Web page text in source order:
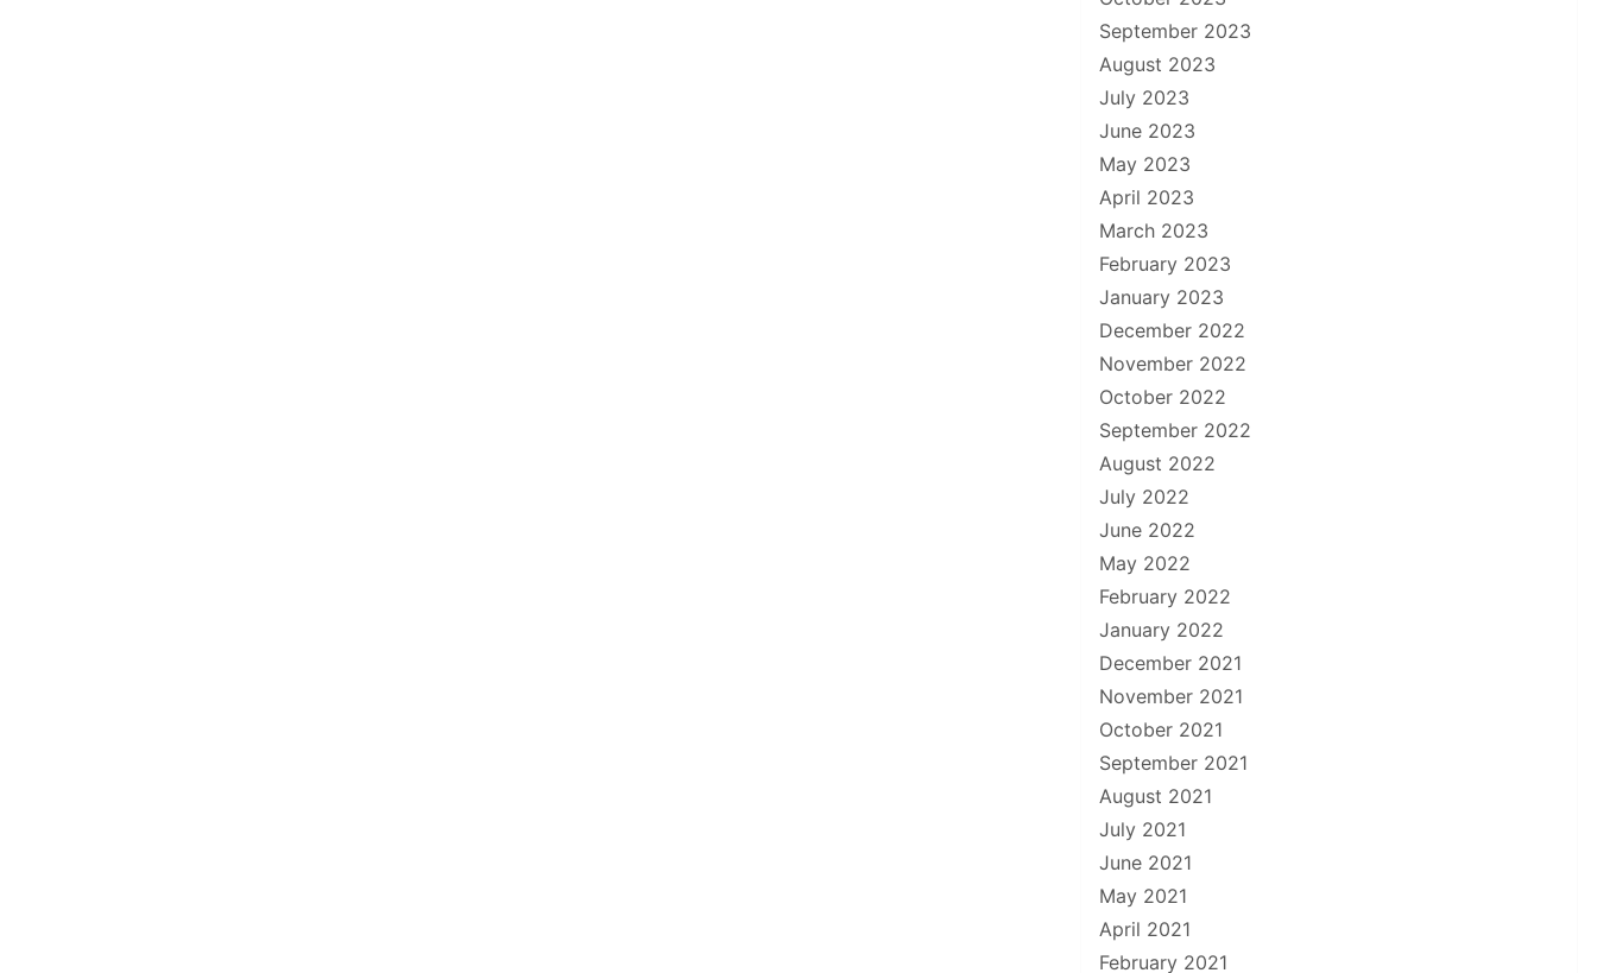
September 2023
August 2023
July 2023
June 2023
May 2023
April 2023
March 2023
February 2023
January 2023
December 2022
November 2022
October 2022
September 2022
August 2022
July 2022
June 2022
May 2022
February 2022
January 2022
December 2021
November 2021
October 2021
September 2021
August 2021
July 2021
June 2021
May 2021
April 2021
February 2021